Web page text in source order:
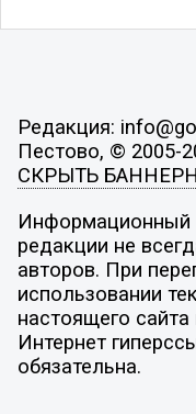
Редакция:
Пестово, © 2005-
СКРЫТЬ
Информационный
редакции не
авторов. При
использовании
настоящего
Интернет
обязательна.